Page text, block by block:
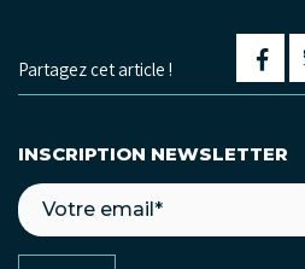
Partagez cet article !
INSCRIPTION NEWSLETTER